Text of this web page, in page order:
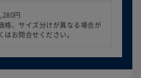
円
格、サイズ分けが異なる場合が
はお問合せください。